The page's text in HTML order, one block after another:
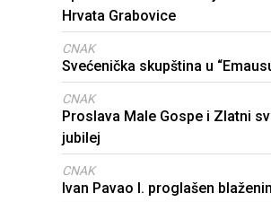
Hrvata Grabovice
CNAK
Svećenička skupština u
CNAK
Proslava Male Gospe i Zlatni
jubilej
CNAK
Ivan Pavao I. proglašen